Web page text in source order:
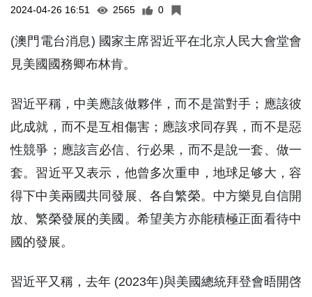
2024-04-26 16:51 2565 0
(澳門電台消息) 國家主席習近平在北京人民大會堂會
見美國國務卿布林肯。
習近平稱，中美應該做夥伴，而不是當對手；應該彼
此成就，而不是互相傷害；應該求同存異，而不是惡
性競爭；應該言必信、行必果，而不是說一套、做一
套。習近平又表示，他曾多次重申，地球足够大，容
得下中美兩國共同發展、各自繁榮。中方樂見自信開
放、繁榮發展的美國。希望美方亦能積極正面看待中
國的發展。
習近平又稱，去年 (2023年)與美國總統拜登會晤開啓